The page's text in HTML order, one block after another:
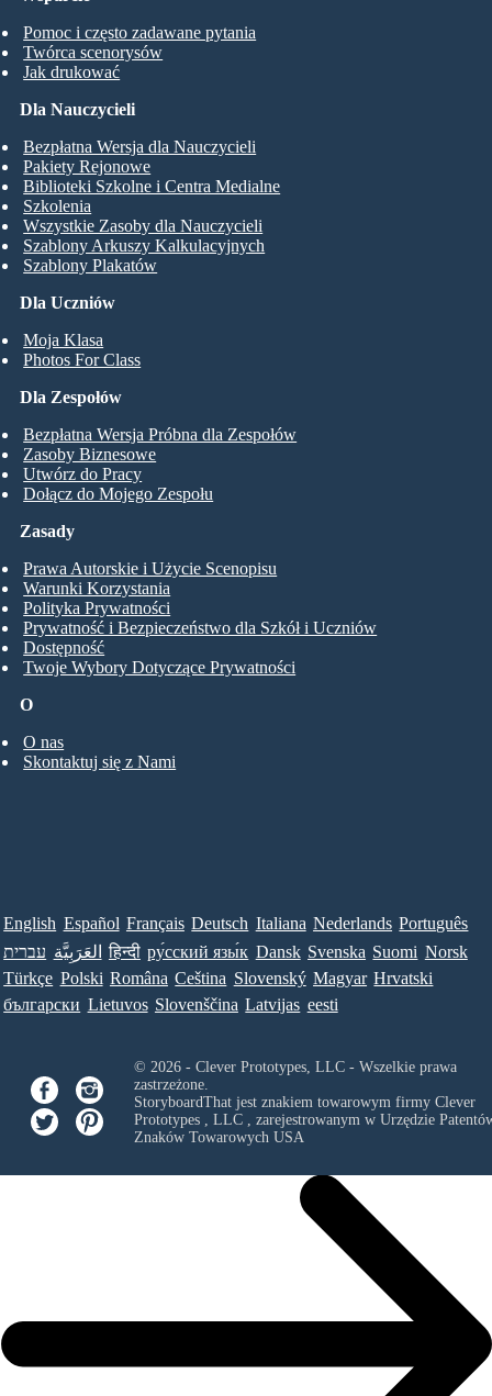
Pomoc i często zadawane pytania
Twórca scenorysów
Jak drukować
Dla Uczniów
Moja Klasa
Photos For Class
Dla Nauczycieli
Bezpłatna Wersja dla Nauczycieli
Pakiety Rejonowe
Biblioteki Szkolne i Centra Medialne
Szkolenia
Wszystkie Zasoby dla Nauczycieli
Szablony Arkuszy Kalkulacyjnych
Szablony Plakatów
Dla Zespołów
Bezpłatna Wersja Próbna dla Zespołów
Zasoby Biznesowe
Utwórz do Pracy
Dołącz do Mojego Zespołu
O
O nas
Skontaktuj się z Nami
Zasady
Prawa Autorskie i Użycie Scenopisu
Warunki Korzystania
Polityka Prywatności
Prywatność i Bezpieczeństwo dla Szkół i Uczniów
Dostępność
Twoje Wybory Dotyczące Prywatności
English Español Français Deutsch Italiana Nederlands Português
עברית العَرَبِيَّة हिन्दी ру́сский язы́к Dansk Svenska Suomi Norsk
Türkçe Polski Româna Ceština Slovenský Magyar Hrvatski
български Lietuvos Slovenščina Latvijas eesti
© 2026 - Clever Prototypes, LLC - Wszelkie prawa
zastrzeżone.
StoryboardThat jest znakiem towarowym firmy Clever
Prototypes , LLC, zarejestrowanym w Urzędzie
Znaków Towarowych USA